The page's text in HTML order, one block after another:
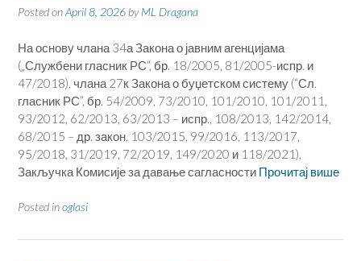
Posted onApril 8, 2026 byML Dragana
На основу члана 34а Закона о јавним агенцијама
(„Службени гласник РС“, бр. 18/2005, 81/2005-испр. и
47/2018), члана 27к Закона о буџетском систему (“Сл.
гласник РС”, бр. 54/2009, 73/2010, 101/2010, 101/2011,
93/2012, 62/2013, 63/2013 – испр., 108/2013, 142/2014,
68/2015 – др. закон, 103/2015, 99/2016, 113/2017,
95/2018, 31/2019, 72/2019, 149/2020 и 118/2021),
Закључка Комисије за давање сагласности Прочитај више
Posted inoglasi